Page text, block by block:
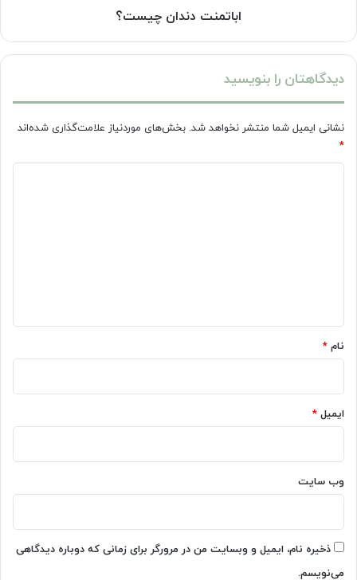
اباتمنت دندان چیست؟
دیدگاهتان را بنویسید
نشانی ایمیل شما منتشر نخواهد شد. بخش‌های موردنیاز علامت‌گذاری شده‌اند
*
نام *
ایمیل *
وب‌ سایت
ذخیره نام، ایمیل و وبسایت من در مرورگر برای زمانی که دوباره دیدگاهی
می‌نویسم.